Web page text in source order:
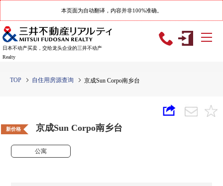
本页面为自动翻译，内容并非100%准确。
日本不动产买卖，交给龙头企业的三井不动产
Realty
TOP 自住用房源查询 京成Sun Corpo南乡台
新价格 京成Sun Corpo南乡台
公寓